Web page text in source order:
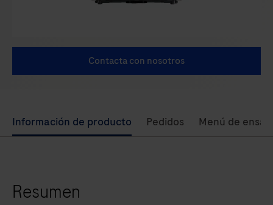
Contacta con nosotros
Use
left
arrow
Información de producto Pedidos Menú de
Resumen